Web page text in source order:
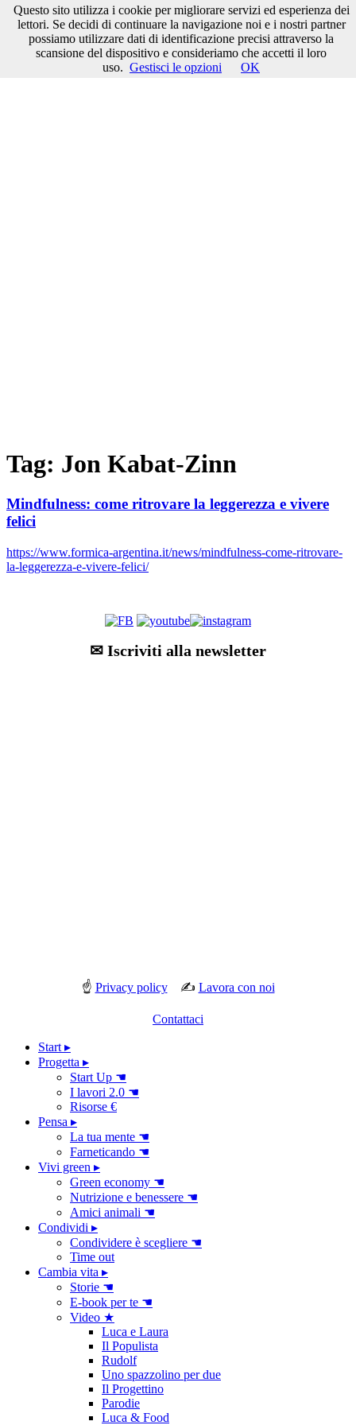
MenùCerca nel sito
Cerca
Start ▸>Lista dei tag
Tag: Jon Kabat-Zinn
Mindfulness: come ritrovare la leggerezza e vivere
felici
https://www.formica-argentina.it/news/mindfulness-come-ritrovare-
la-leggerezza-e-vivere-felici/
✉ Iscriviti alla newsletter
☝ Privacy policy✍ Lavora con noi
Contattaci
Start ▸
Progetta ▸
Start Up ☚
I lavori 2.0 ☚
Risorse €
Pensa ▸
La tua mente ☚
Farneticando ☚
Vivi green ▸
Green economy ☚
Nutrizione e benessere ☚
Amici animali ☚
Condividi ▸
Condividere è scegliere ☚
Time out
Cambia vita ▸
Storie ☚
E-book per te ☚
Video ★
Luca e Laura
Il Populista
Rudolf
Uno spazzolino per due
Il Progettino
Parodie
Luca & Food
Questo sito utilizza i cookie per migliorare servizi ed esperienza dei
lettori. Se decidi di continuare la navigazione noi e i nostri partner
possiamo utilizzare dati di identificazione precisi attraverso la
scansione del dispositivo e consideriamo che accetti il loro
uso. Gestisci le opzioni OK